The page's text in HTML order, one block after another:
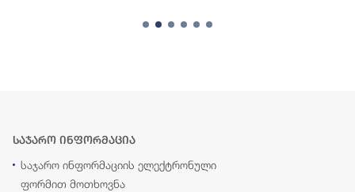
საჯარო ინფორმაცია
საჯარო ინფორმაციის ელექტრონული
ფორმით მოთხოვნა